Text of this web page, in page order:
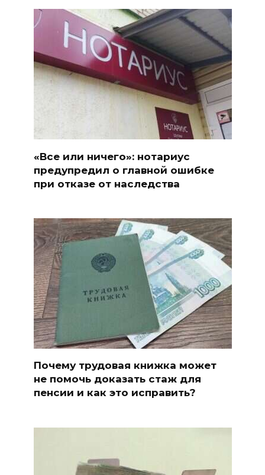
«Все или ничего»: нотариус
предупредил о главной ошибке
при отказе от наследства
Почему трудовая книжка может
не помочь доказать стаж для
пенсии и как это исправить?